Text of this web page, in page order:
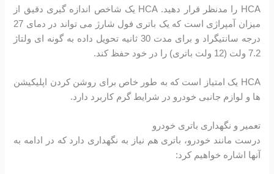
HCA را مدنظر قرار دهید. HCA یک شاخص اندازه گیری دقیق از
میزان آمپراژی است که یک باتری فول شارژ می تواند در دمای 27
درجه سانتیگراد و برای مدت 30 ثانیه تحویل داده به گونه ای ولتاژ
7.2 ولت (12 ولت باتری) را در خود حفظ کند.
HCA یک امتیاز است که به طور خاص برای روشن کردن اپلیکیشن
ها و لوازم جانبی خودرو در شرایط گرم کاربرد دارد.
تعمیر و نگهداری باتری خودرو
درست مانند خودرو، باتری هم نیاز به نگهداری دارد که در ادامه به
آنها اشاره خواهیم کرد: